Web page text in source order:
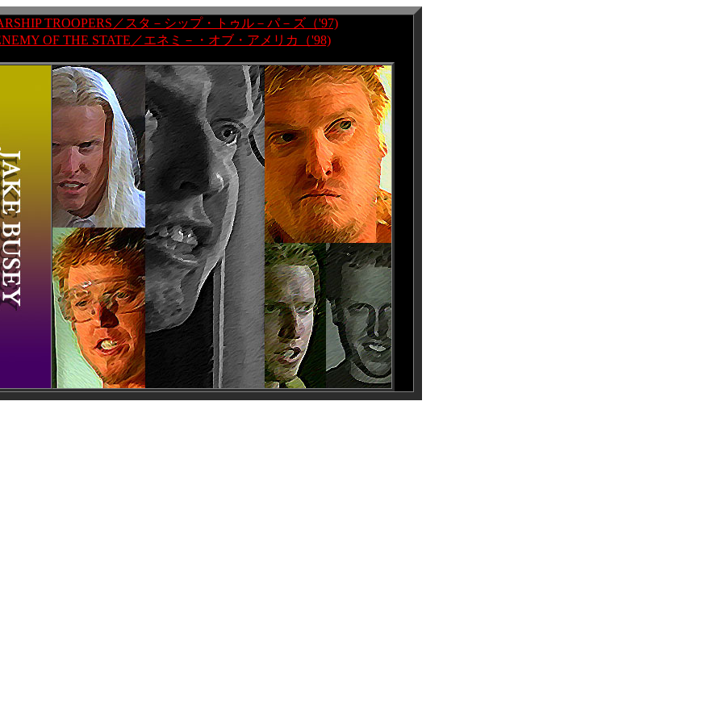
TROOPERS／スタ－シップ・トゥル－パ－ズ（'97)
OF THE STATE／エネミ－・オブ・アメリカ（'98)